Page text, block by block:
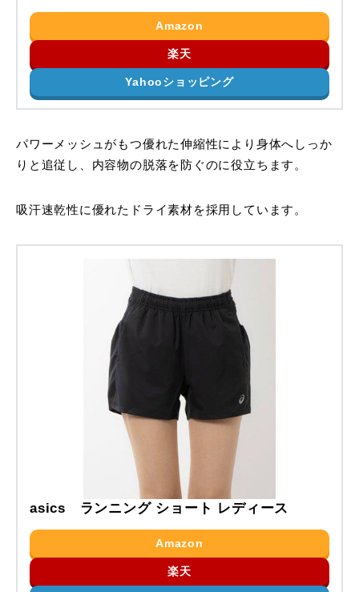
Amazon
楽天
Yahooショッピング
パワーメッシュがもつ優れた伸縮性により身体へしっか
りと追従し、内容物の脱落を防ぐのに役立ちます。
吸汗速乾性に優れたドライ素材を採用しています。
asics ランニング ショート レディース
Amazon
楽天